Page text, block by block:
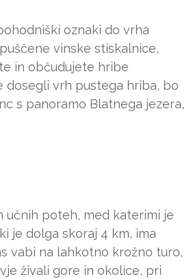
oznaki do vrha
vinske stiskalnice,
in občudujete hribe
dosegli vrh pustega hriba, bo
s panoramo Blatnega jezera,
učnih poteh, med katerimi je
je dolga skoraj 4 km, ima
vabi na lahkotno krožno turo,
živali gore in okolice, pri